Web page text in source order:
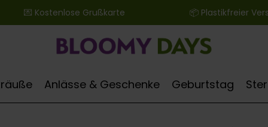
💌 Kostenlose Grußkarte ‎ ‎ ‎ ‎ ‎ ‎ ‎ ‎ ‎ ‎ ‎ ‎ ‎ ‎ ‎ ‎ ‎ ‎ ‎ ‎ ‎ ‎ ‎ ‎ ‎ ‎ 📦 Plastikfreier
Anlässe & Geschenke Geburtstag